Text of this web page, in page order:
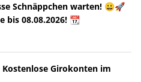
Schnäppchen warten! 😀🚀
bis 08.08.2026! 📆
Kostenlose Girokonten im